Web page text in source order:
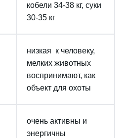
кобели 34-38 кг, суки
30-35 кг
низкая к человеку,
мелких животных
воспринимают, как
объект для охоты
очень активны и
энергичны